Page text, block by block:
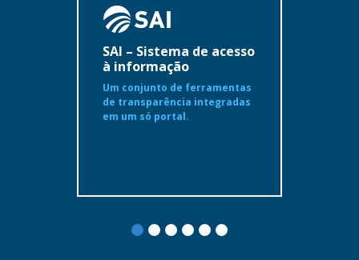
SAI – Sistema de acesso
à informação
Um conjunto de ferramentas
de transparência integradas
em um só portal.